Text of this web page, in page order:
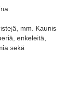
mm. Kaunis
enkeleitä,
sekä